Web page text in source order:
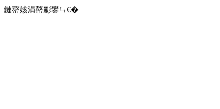
鏈嶅姟涓嶅彲鐢ㄣ€�